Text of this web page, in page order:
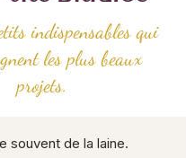
indispensables qui
les plus beaux
projets.
souvent de la laine.